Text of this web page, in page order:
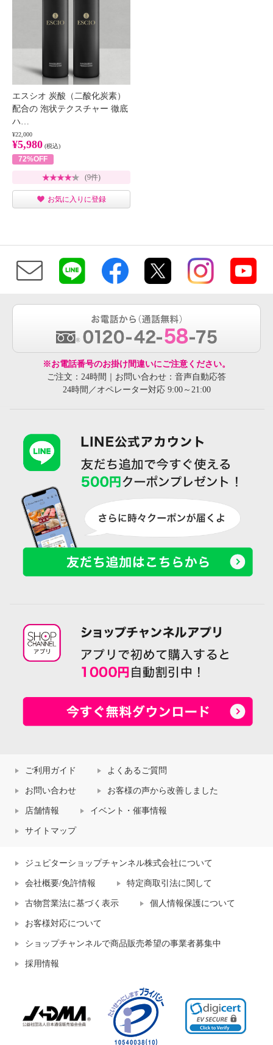
エスシオ 炭酸（二酸化炭素）
配合の 泡状テクスチャー 徹底
ハ…
¥22,000
¥5,980 (税込)
72%OFF
(9件)
お気に入りに登録
※お電話番号のお掛け間違いにご注意ください。
ご注文：24時間｜お問い合わせ：音声自動応答
24時間／オペレーター対応 9:00～21:00
ご利用ガイド よくあるご質問
お問い合わせ お客様の声から改善しました
店舗情報 イベント・催事情報
サイトマップ
ジュピターショップチャンネル株式会社について
会社概要/免許情報 特定商取引法に関して
古物営業法に基づく表示 個人情報保護について
お客様対応について
ショップチャンネルで商品販売希望の事業者募集中
採用情報